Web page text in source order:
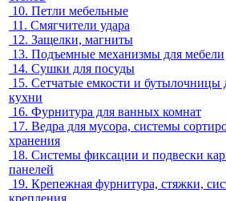
10. Петли мебельные
11. Смягчители удара
12. Защелки, магниты
13. Подъемные механизмы для мебели
14. Сушки для посуды
15. Сетчатые емкости и бутылочницы
кухни
16. Фурнитура для ванных комнат
17. Ведра для мусора, системы
хранения
18. Системы фиксации и подвески
панелей
19. Крепежная фурнитура, стяжки,
крепления